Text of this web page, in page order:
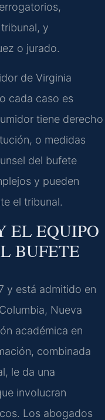
y
o jurado.
de Virginia
cada caso es
tiene derecho
o medidas
del bufete
y pueden
el tribunal.
EL EQUIPO
BUFETE
y está admitido en
Nueva
académica en
combinada
le da una
involucran
Los abogados